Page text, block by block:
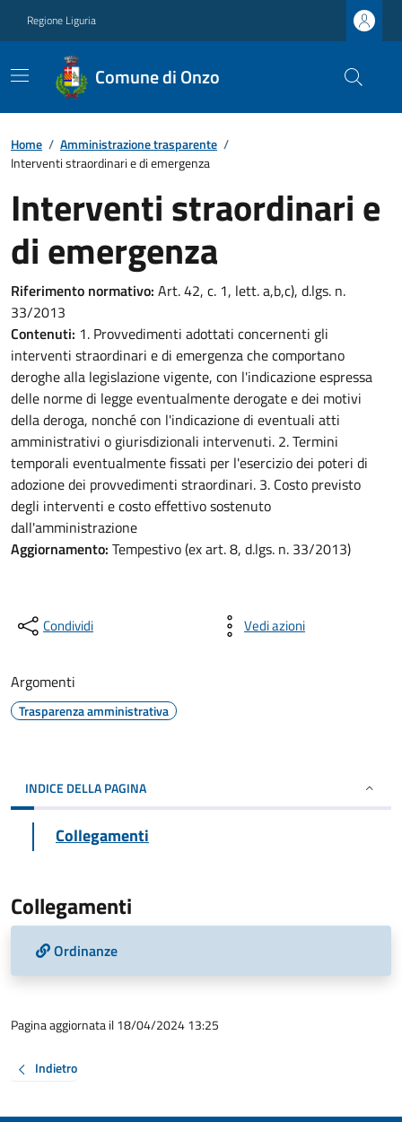
Regione Liguria
Comune di Onzo
Home / Amministrazione trasparente /
Interventi straordinari e di emergenza
Interventi straordinari e
di emergenza
Riferimento normativo: Art. 42, c. 1, lett. a,b,c), d.lgs. n.
33/2013
Contenuti: 1. Provvedimenti adottati concernenti gli
interventi straordinari e di emergenza che comportano
deroghe alla legislazione vigente, con l'indicazione espressa
delle norme di legge eventualmente derogate e dei motivi
della deroga, nonché con l'indicazione di eventuali atti
amministrativi o giurisdizionali intervenuti. 2. Termini
temporali eventualmente fissati per l'esercizio dei poteri di
adozione dei provvedimenti straordinari. 3. Costo previsto
degli interventi e costo effettivo sostenuto
dall'amministrazione
Aggiornamento: Tempestivo (ex art. 8, d.lgs. n. 33/2013)
Condividi Vedi azioni
Argomenti
Trasparenza amministrativa
INDICE DELLA PAGINA
Collegamenti
Collegamenti
Ordinanze
Pagina aggiornata il 18/04/2024 13:25
Indietro